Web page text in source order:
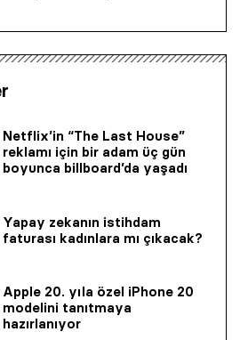
Netflix’in “The Last House”
reklamı için bir adam üç gün
boyunca billboard’da yaşadı
Yapay zekanın istihdam
faturası kadınlara mı çıkacak?
Apple 20. yıla özel iPhone 20
modelini tanıtmaya
hazırlanıyor